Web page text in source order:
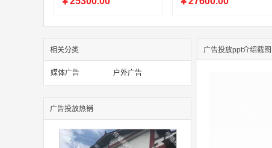
相关分类
媒体广告 户外广告
广告投放热销
广告投放ppt介绍截图